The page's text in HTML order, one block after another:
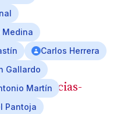
noticias-
Medina
Carlos Herrera
Gallardo
Martín
Pantoja